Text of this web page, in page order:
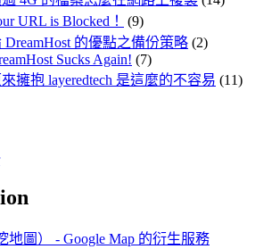
URL is Blocked！
(9)
DreamHost 的優點之備份策略 (2)
Sucks Again! (7)
擁抱 layeredtech 是這麼的不容易 (11)
地圖） - Google Map 的衍生服務